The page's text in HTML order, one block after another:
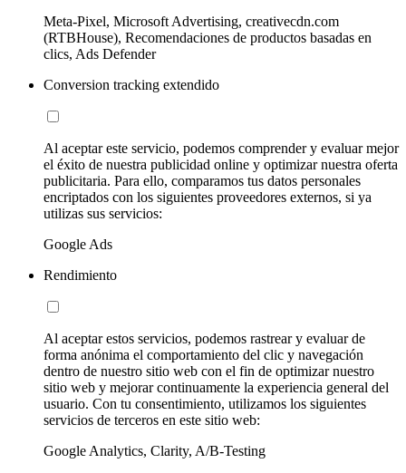
Meta-Pixel, Microsoft Advertising, creativecdn.com
(RTBHouse), Recomendaciones de productos basadas en
clics, Ads Defender
Conversion tracking extendido
Al aceptar este servicio, podemos comprender y evaluar mejor
el éxito de nuestra publicidad online y optimizar nuestra oferta
publicitaria. Para ello, comparamos tus datos personales
encriptados con los siguientes proveedores externos, si ya
utilizas sus servicios:
Google Ads
Rendimiento
Al aceptar estos servicios, podemos rastrear y evaluar de
forma anónima el comportamiento del clic y navegación
dentro de nuestro sitio web con el fin de optimizar nuestro
sitio web y mejorar continuamente la experiencia general del
usuario. Con tu consentimiento, utilizamos los siguientes
servicios de terceros en este sitio web:
Google Analytics, Clarity, A/B-Testing